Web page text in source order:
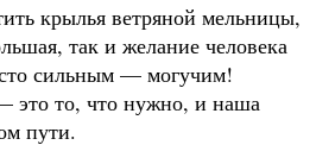
крылья ветряной мельницы,
так и желание человека
сильным — могучим!
это то, что нужно, и наша
пути.